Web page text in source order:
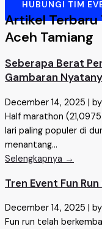
HUBUNGI TIM
Artikel Terbaru
Aceh Tamiang
Seberapa Berat
Gambaran
December 14, 2025 |
Half marathon
lari paling populer di
menantang...
Selengkapnya →
Tren Event Fun
December 14, 2025 |
Fun run telah